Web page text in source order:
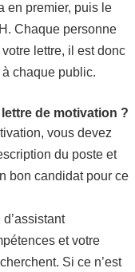
en premier, puis le
Chaque personne
lettre, il est donc
chaque public.
de motivation ?
vous devez
du poste et
bon candidat pour ce
d’assistant
et votre
Si ce n’est